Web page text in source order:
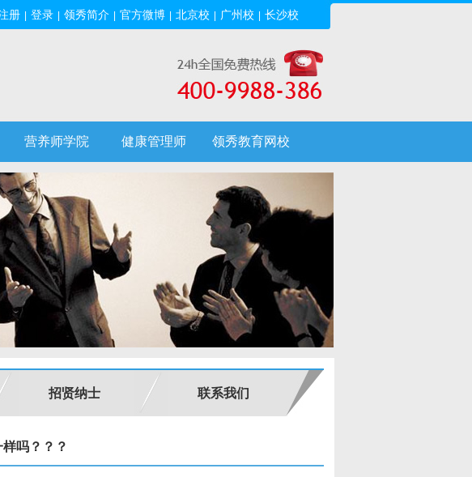
册 登录 领秀简介 官方微博 北京校 广州校 长沙校
营养师学院 健康管理师 领秀教育网校
招贤纳士 联系我们
吗？？？